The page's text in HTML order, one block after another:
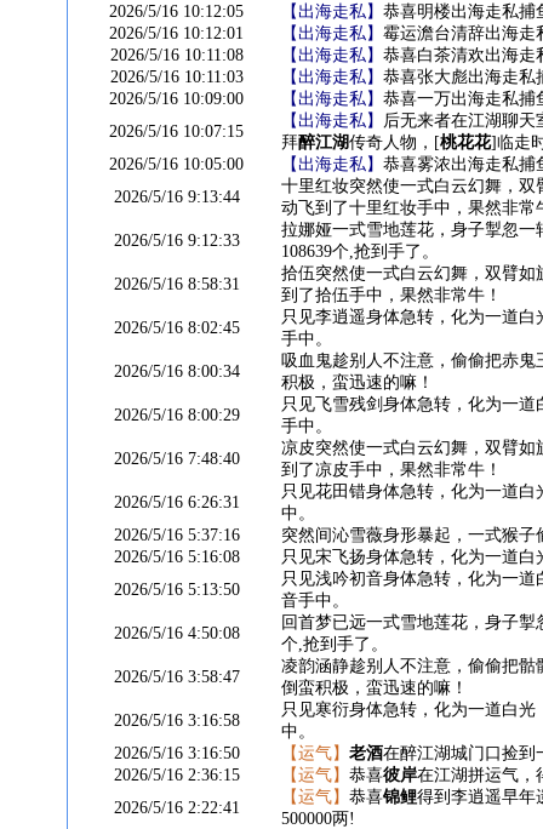
2026/5/16 10:12:05
【出海走私】 恭喜明楼出海走私
2026/5/16 10:12:01
【出海走私】 霉运澹台清辞出海走
2026/5/16 10:11:08
【出海走私】 恭喜白茶清欢出海
2026/5/16 10:11:03
【出海走私】 恭喜张大彪出海走
2026/5/16 10:09:00
【出海走私】 恭喜一万出海走私
2026/5/16 10:07:15
【出海走私】
后无来者在江湖聊
拜醉江湖传奇人物，[桃花花]临走
2026/5/16 10:05:00
【出海走私】 恭喜雾浓出海走私
2026/5/16 9:13:44
十里红妆突然使一式白云幻舞，
动飞到了十里红妆手中，果然非常
2026/5/16 9:12:33
拉娜娅一式雪地莲花，身子掣忽
108639个,抢到手了。
2026/5/16 8:58:31
拾伍突然使一式白云幻舞，双臂
到了拾伍手中，果然非常牛！
2026/5/16 8:02:45
只见李逍遥身体急转，化为一道
手中。
2026/5/16 8:00:34
吸血鬼趁别人不注意，偷偷把赤鬼
积极，蛮迅速的嘛！
2026/5/16 8:00:29
只见飞雪残剑身体急转，化为一
手中。
2026/5/16 7:48:40
凉皮突然使一式白云幻舞，双臂
到了凉皮手中，果然非常牛！
2026/5/16 6:26:31
只见花田错身体急转，化为一道
中。
2026/5/16 5:37:16
突然间沁雪薇身形暴起，一式猴
2026/5/16 5:16:08
只见宋飞扬身体急转，化为一道
2026/5/16 5:13:50
只见浅吟初音身体急转，化为一
音手中。
2026/5/16 4:50:08
回首梦已远一式雪地莲花，身子
个,抢到手了。
2026/5/16 3:58:47
凌韵涵静趁别人不注意，偷偷把骷
倒蛮积极，蛮迅速的嘛！
2026/5/16 3:16:58
只见寒衍身体急转，化为一道白
中。
2026/5/16 3:16:50
【运气】 老酒在醉江湖城门口捡到
2026/5/16 2:36:15
【运气】 恭喜彼岸在江湖拼运气，
2026/5/16 2:22:41
【运气】 恭喜锦鲤得到李逍遥早年
500000两!